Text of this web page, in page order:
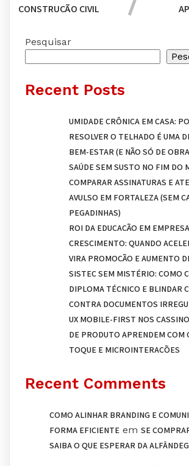
CONSTRUÇÃO CIVIL
Pesquisar
Recent Posts
UMIDADE CRÔNICA EM CASA:
RESOLVER O TELHADO É UMA
BEM-ESTAR (E NÃO SÓ DE
SAÚDE SEM SUSTO NO FIM DO
COMPARAR ASSINATURAS E
AVULSO EM FORTALEZA (SEM
PEGADINHAS)
ROI DA EDUCAÇÃO EM
CRESCIMENTO: QUANDO
VIRA PROMOÇÃO E AUMENTO
SISTEC SEM MISTÉRIO: COMO
DIPLOMA TÉCNICO E BLINDAR
CONTRA DOCUMENTOS
UX MOBILE-FIRST NOS
DE PRODUTO APRENDEM COM
TOQUE E MICROINTERAÇÕES
Recent Comments
COMO ALINHAR BRANDING E
FORMA EFICIENTE em SE
SAIBA O QUE ESPERAR DA